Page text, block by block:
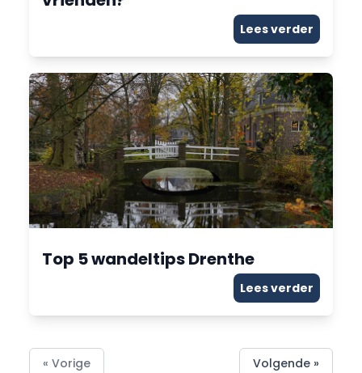
Lees verder
Top 5 wandeltips Drenthe
Lees verder
« Vorige Volgende »